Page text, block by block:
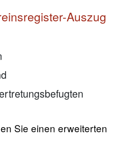
Auszug
Sie einen erweiterten